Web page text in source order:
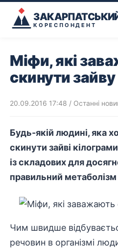
КОРЕСПОНДЕНТ
Міфи, які
скинути зайву
20.09.2016 17:48 / Останні
Будь-якій людині, яка
скинути зайві
із складових для
правильний метаболізм
Чим швидше
речовин в організмі